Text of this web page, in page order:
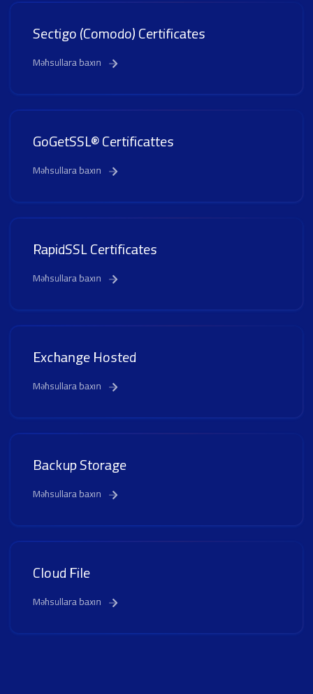
Sectigo (Comodo) Certificates
Məhsullara baxın
GoGetSSL® Certificattes
Məhsullara baxın
RapidSSL Certificates
Məhsullara baxın
Exchange Hosted
Məhsullara baxın
Backup Storage
Məhsullara baxın
Cloud File
Məhsullara baxın